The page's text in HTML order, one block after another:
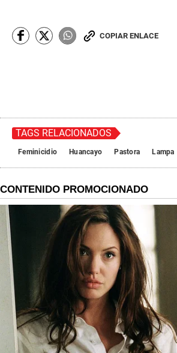
COPIAR ENLACE
TAGS RELACIONADOS
Feminicidio Huancayo Pastora Lampa